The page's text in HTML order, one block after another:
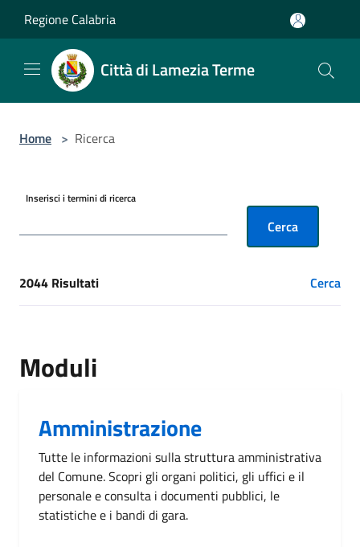
Regione Calabria
Città di Lamezia Terme
Home > Ricerca
Inserisci i termini di ricerca
Cerca
[results] Risultati
2044 Risultati Cerca
Moduli
Amministrazione
Tutte le informazioni sulla struttura amministrativa
del Comune. Scopri gli organi politici, gli uffici e il
personale e consulta i documenti pubblici, le
statistiche e i bandi di gara.